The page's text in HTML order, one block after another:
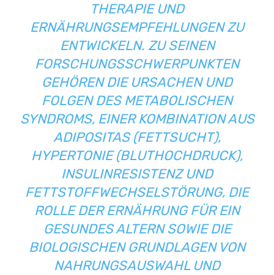
THERAPIE UND
ERNÄHRUNGSEMPFEHLUNGEN ZU
ENTWICKELN. ZU SEINEN
FORSCHUNGSSCHWERPUNKTEN
GEHÖREN DIE URSACHEN UND
FOLGEN DES METABOLISCHEN
SYNDROMS, EINER KOMBINATION AUS
ADIPOSITAS (FETTSUCHT),
HYPERTONIE (BLUTHOCHDRUCK),
INSULINRESISTENZ UND
FETTSTOFFWECHSELSTÖRUNG, DIE
ROLLE DER ERNÄHRUNG FÜR EIN
GESUNDES ALTERN SOWIE DIE
BIOLOGISCHEN GRUNDLAGEN VON
NAHRUNGSAUSWAHL UND